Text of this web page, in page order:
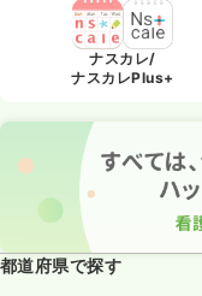
ナスカレ/
ナスカレPlus+
都道府県で探す